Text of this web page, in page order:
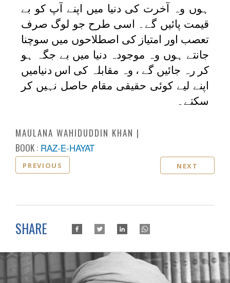
ہوں وہ آخرت کی دنیا میں اپنے آپ کو بے
قیمت پائیں گے۔ اسی طرح جو لوگ صرف
تعصب اور امتیاز کی اصطلاحوں میں سوچنا
جانتے ہوں وہ موجودہ دنیا میں بے جگہ ہو
کر رہ جائیں گے ، وہ مقابلہ کی اس دنیامیں
اپنے لیے کوئی حقیقی مقام حاصل نہیں کر
سکتے۔
MAULANA WAHIDUDDIN KHAN
BOOK : RAZ-E-HAYAT
PREVIOUS NEXT
SHARE